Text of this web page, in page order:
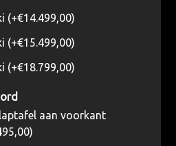
(+€14.499,00)
(+€15.499,00)
(+€18.799,00)
aan voorkant
)